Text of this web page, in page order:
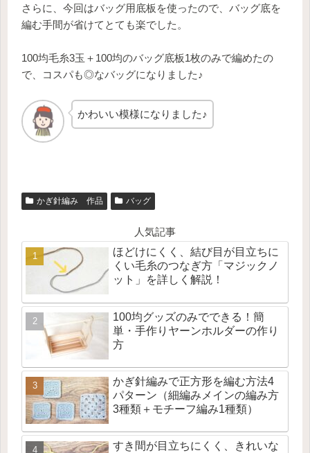
さらに、今回はバッグ用底板を使ったので、バッグ底を
編む手間が省けてとても楽でした。
100均毛糸3玉＋100均のバッグ底板1枚のみで編めたの
で、コスパも◎なバッグになりました♪
かわいい模様になりました♪
かぎ針編み 作品 バッグ
人気記事
ほどけにくく、結び目が目立ちに
くい毛糸のつなぎ方「マジックノ
ット」を詳しく解説！
100均グッズのみでできる！簡
単・手作りヤーンホルダーの作り
方
かぎ針編みで正方形を編む方法4
パターン（細編みメインの編み方
3種類＋モチーフ編み1種類）
すき間が目立ちにくく、きれいな